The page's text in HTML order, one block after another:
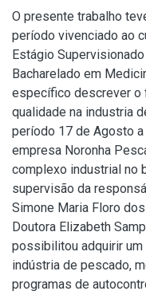
O presente trabalho
período vivenciado ao
Estágio
Bacharelado em
específico descrever o
qualidade na industria
período 17 de Agosto
empresa Noronha
complexo industrial no
supervisão da
Simone Maria Floro
Doutora Elizabeth
possibilitou adquirir
indústria de pescado,
programas de